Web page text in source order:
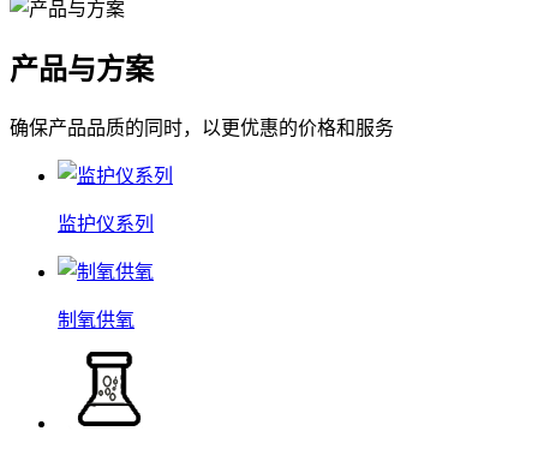
产品与方案
确保产品品质的同时，以更优惠的价格和服务
监护仪系列
制氧供氧